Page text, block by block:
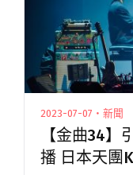
2023-07-07・新聞
【金曲34】
播 日本天團